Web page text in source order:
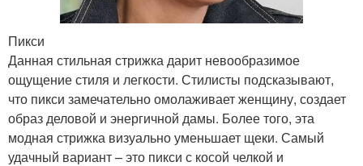
Пикси
Данная стильная стрижка дарит невообразимое
ощущение стиля и легкости. Стилисты подсказывают,
что пикси замечательно омолаживает женщину, создает
образ деловой и энергичной дамы. Более того, эта
модная стрижка визуально уменьшает щеки. Самый
удачный вариант – это пикси с косой челкой и